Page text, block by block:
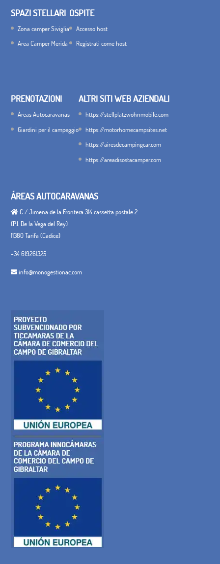
SPAZI STELLARI
Zona camper Siviglia
Area Camper Merida
OSPITE
Accesso host
Registrati come host
PRENOTAZIONI
Áreas Autocaravanas
Giardini per il campeggio
ALTRI SITI WEB AZIENDALI
https://stellplatzwohnmobile.com
https://motorhomecampsites.net
https://airesdecampingcar.com
https://areadisostacamper.com
ÁREAS AUTOCARAVANAS
C / Jimena de la Frontera 314 cassetta postale 2
(P.I. De la Vega del Rey)
11380 Tarifa (Cadice)
+34 619261325
info@monogestionac.com